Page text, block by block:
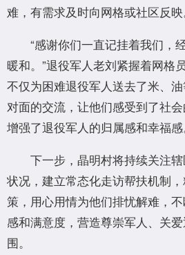
难，有需求及时向网格或社区反映
“感谢你们一直记挂着我们，
暖和。”退役军人老刘紧握着网格
不仅为困难退役军人送去了米、
对面的交流，让他们感受到了社
增强了退役军人的归属感和幸福感
下一步，晶明村将持续关注
状况，建立常态化走访帮扶机制
策，用心用情为他们排忧解难，
感和满意度，营造尊崇军人、关
围。